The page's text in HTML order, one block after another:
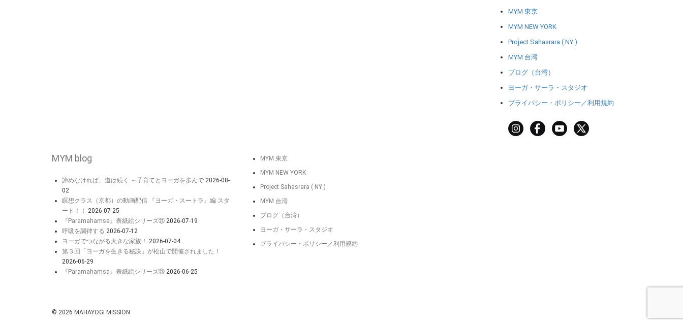
MYM 東京
MYM NEW YORK
Project Sahasrara ( NY )
MYM 台湾
ブログ（台湾）
ヨーガ・サーラ・スタジオ
プライバシー・ポリシー／利用規約
MYM blog
諦めなければ、道は続く ～子育てとヨーガを歩んで 2026-08-
02
瞑想クラス（京都）の動画配信 『ヨーガ・スートラ』編 スタ
ート！！
2026-07-25
『Paramahamsa』表紙絵シリーズ㉔ 2026-07-19
呼吸を調律する 2026-07-12
ヨーガでつながる大きな家族！
2026-07-04
第３回「ヨーガを生きる秘訣」が松山で開催されました！
2026-06-29
『Paramahamsa』表紙絵シリーズ㉓ 2026-06-25
MYM 東京
MYM NEW YORK
Project Sahasrara ( NY )
MYM 台湾
ブログ（台湾）
ヨーガ・サーラ・スタジオ
プライバシー・ポリシー／利用規約
© 2026 MAHAYOGI MISSION